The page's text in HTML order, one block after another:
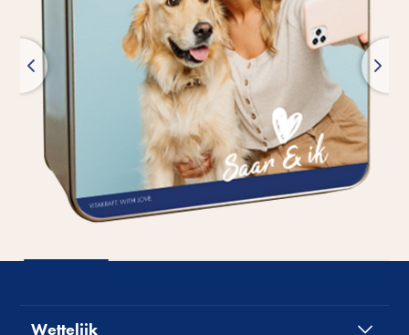
Wettelijk